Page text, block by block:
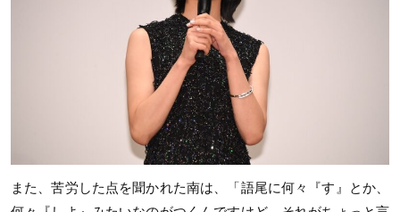
また、苦労した点を聞かれた南は、「語尾に何々『す』とか、